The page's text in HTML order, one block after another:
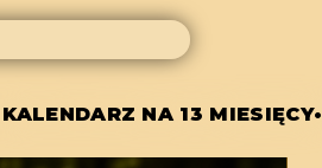
NA 13 MIESIĘCY•
NA 13 MIESIĘCY•